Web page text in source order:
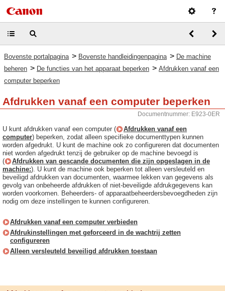
Bovenste portalpagina > Bovenste handleidingenpagina > De machine
beheren > De functies van het apparaat beperken > Afdrukken vanaf een
computer beperken
Afdrukken vanaf een computer beperken
Documentnummer: E923-0ER
U kunt afdrukken vanaf een computer (
Afdrukken vanaf een
computer) beperken, zodat alleen specifieke documenttypen kunnen
worden afgedrukt. U kunt de machine ook zo configureren dat documenten
niet worden afgedrukt tenzij de gebruiker op de machine bevoegd is
(
Afdrukken van gescande documenten die zijn opgeslagen in de
machine:). U kunt de machine ook beperken tot alleen versleuteld en
beveiligd afdrukken van documenten, waarmee lekken van gegevens als
gevolg van onbeheerde afdrukken of niet-beveiligde afdrukgegevens kan
worden voorkomen. Beheerders- of apparaatbeheerdersbevoegdheden zijn
nodig om deze instellingen te kunnen configureren.
Afdrukken vanaf een computer verbieden
Afdrukinstellingen met geforceerd in de wachtrij zetten
configureren
Alleen versleuteld beveiligd afdrukken toestaan